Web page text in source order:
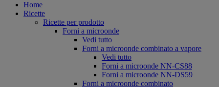
Home
Ricette
Ricette per prodotto
Forni a microonde
Vedi tutto
Forni a microonde combinato a vapore
Vedi tutto
Forni a microonde NN-CS88
Forni a microonde NN-DS59
Forni a microonde combinato